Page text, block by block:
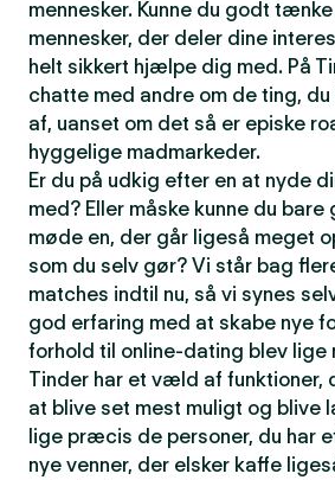
mennesker. Kunne du godt
mennesker, der deler dine
helt sikkert hjælpe dig med. På
chatte med andre om de ting,
af, uanset om det så er episke
hyggelige madmarkeder.
Er du på udkig efter en at nyde
med? Eller måske kunne du
møde en, der går ligeså meget
som du selv gør? Vi står bag
matches indtil nu, så vi synes
god erfaring med at skabe nye
forhold til online-dating blev lige
Tinder har et væld af funktioner,
at blive set mest muligt og blive
lige præcis de personer, du har
nye venner, der elsker kaffe